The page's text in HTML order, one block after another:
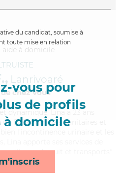
du candidat, soumise à
toute mise en relation
vous pour
de profils
à domicile
Lanrivoaré
chez Vous
dynamique, Lina a 23 ans
un BEP Carrières Sanitaires et
de nuit et transports*